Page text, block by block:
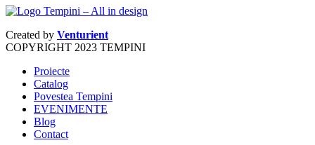
Created by Venturient
COPYRIGHT 2023 TEMPINI
Proiecte
Catalog
Povestea Tempini
EVENIMENTE
Blog
Contact